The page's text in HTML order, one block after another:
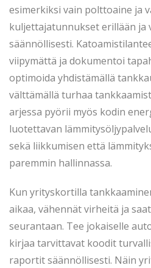
esimerkiksi vain polttoaine ja
kuljettajatunnukset erillään ja
säännöllisesti.
viipymättä ja dokumentoi
optimoida yhdistämällä
välttämällä turhaa
arjessa pyörii myös kodin
luotettavan
sekä liikkumisen että
paremmin hallinnassa.
Kun yrityskortilla
aikaa, vähennät virheitä ja
seurantaan. Tee jokaiselle
kirjaa tarvittavat koodit
raportit säännöllisesti. Näin